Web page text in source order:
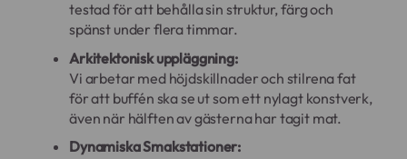
testad för att behålla sin struktur, färg och
spänst under flera timmar.
Arkitektonisk uppläggning:
Vi arbetar med höjdskillnader och stilrena fat
för att buffén ska se ut som ett nylagt konstverk,
även när hälften av gästerna har tagit mat.
Dynamiska Smakstationer: